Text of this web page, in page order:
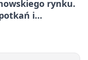
rynku.
i